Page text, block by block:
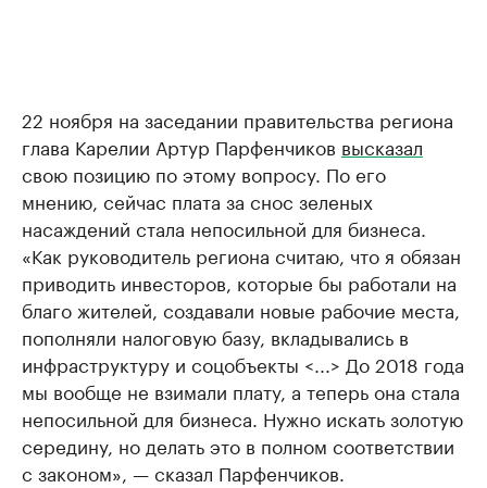
22 ноября на заседании правительства региона
глава Карелии Артур Парфенчиков высказал
свою позицию по этому вопросу. По его
мнению, сейчас плата за снос зеленых
насаждений стала непосильной для бизнеса.
«Как руководитель региона считаю, что я обязан
приводить инвесторов, которые бы работали на
благо жителей, создавали новые рабочие места,
пополняли налоговую базу, вкладывались в
инфраструктуру и соцобъекты <...> До 2018 года
мы вообще не взимали плату, а теперь она стала
непосильной для бизнеса. Нужно искать золотую
середину, но делать это в полном соответствии
с законом», — сказал Парфенчиков.